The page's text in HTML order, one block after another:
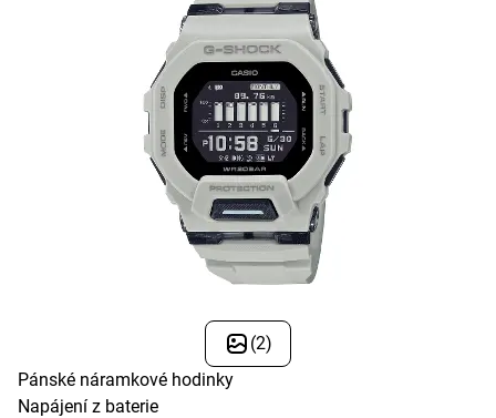
(2)
Pánské náramkové hodinky
Napájení z baterie